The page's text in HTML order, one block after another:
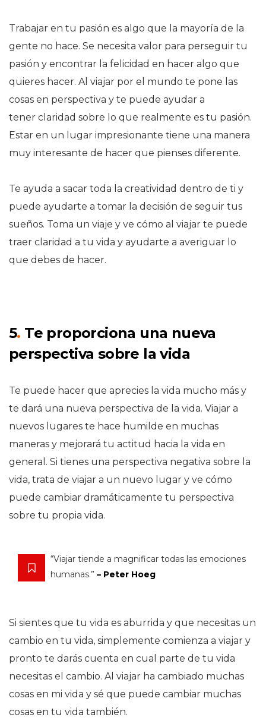
Trabajar en tu pasión es algo que la mayoría de la
gente no hace. Se necesita valor para perseguir tu
pasión y encontrar la felicidad en hacer algo que
quieres hacer. Al viajar por el mundo te pone las
cosas en perspectiva y te puede ayudar a
tener claridad sobre lo que realmente es tu pasión.
Estar en un lugar impresionante tiene una manera
muy interesante de hacer que pienses diferente.
Te ayuda a sacar toda la creatividad dentro de ti y
puede ayudarte a tomar la decisión de seguir tus
sueños. Toma un viaje y ve cómo al viajar te puede
traer claridad a tu vida y ayudarte a averiguar lo
que debes de hacer.
5. Te proporciona una nueva
perspectiva sobre la vida
Te puede hacer que aprecies la vida mucho más y
te dará una nueva perspectiva de la vida. Viajar a
nuevos lugares te hace humilde en muchas
maneras y mejorará tu actitud hacia la vida en
general. Si tienes una perspectiva negativa sobre la
vida, trata de viajar a un nuevo lugar y ve cómo
puede cambiar dramáticamente tu perspectiva
sobre tu propia vida.
“Viajar tiende a magnificar todas las emociones
humanas.” – Peter Hoeg
Si sientes que tu vida es aburrida y que necesitas un
cambio en tu vida, simplemente comienza a viajar y
pronto te darás cuenta en cual parte de tu vida
necesitas el cambio. Al viajar ha cambiado muchas
cosas en mi vida y sé que puede cambiar muchas
cosas en tu vida también.